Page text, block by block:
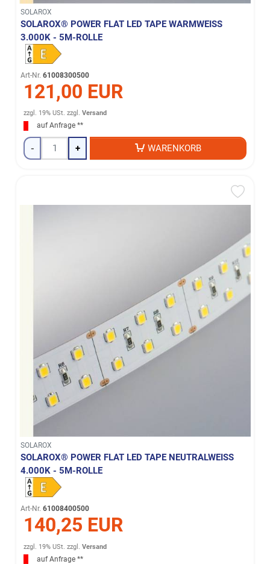
SOLAROX
SOLAROX® POWER FLAT LED TAPE WARMWEISS 3
.000K - 5M-ROLLE
Art-Nr. 61008300500
121,00 EUR
zzgl. 19% USt. zzgl.Versand
auf Anfrage **
- + WARENKORB
SOLAROX
SOLAROX® POWER FLAT LED TAPE NEUTRALWEISS 4
.000K - 5M-ROLLE
Art-Nr. 61008400500
140,25 EUR
zzgl. 19% USt. zzgl.Versand
auf Anfrage **